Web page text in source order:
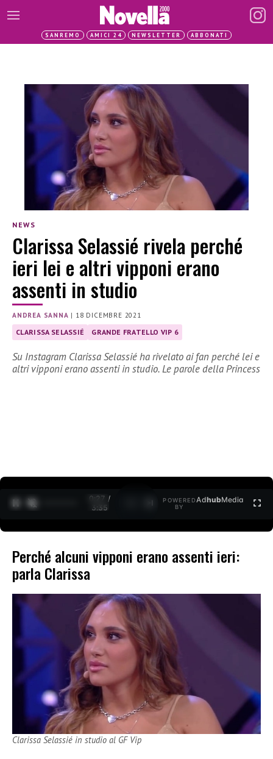
SANREMO AMICI 24 NEWSLETTER ABBONATI
NEWS
Clarissa Selassié rivela perché
ieri lei e altri vipponi erano
assenti in studio
ANDREA SANNA | 18 DICEMBRE 2021
CLARISSA SELASSIÉ GRANDE FRATELLO VIP 6
Su Instagram Clarissa Selassié ha rivelato ai fan perché lei e
altri vipponi erano assenti in studio. Le parole della Princess
0:28 /
3:35
POWERED
BY
AdhubMedia
Perché alcuni vipponi erano assenti ieri:
parla Clarissa
Clarissa Selassié in studio al GF Vip